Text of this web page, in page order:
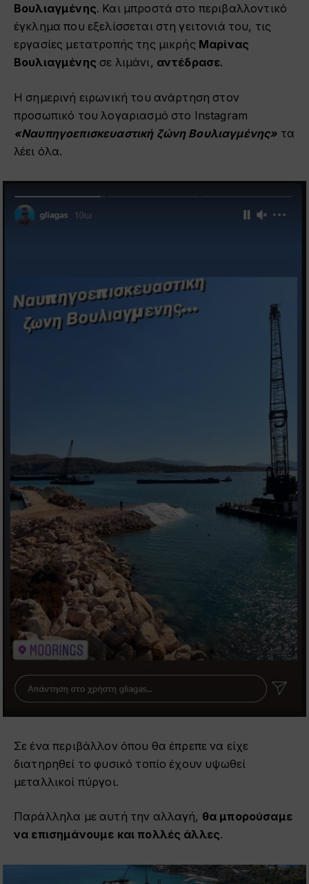
Βουλιαγμένης. Και μπροστά στο περιβαλλοντικό
έγκλημα που εξελίσσεται στη γειτονιά του, τις
εργασίες μετατροπής της μικρής Μαρίνας
Βουλιαγμένης σε λιμάνι, αντέδρασε.
Η σημερινή ειρωνική του ανάρτηση στον
προσωπικό του λογαριασμό στο Instagram
«Ναυπηγοεπισκευαστική ζώνη Βουλιαγμένης» τα
λέει όλα.
Σε ένα περιβάλλον όπου θα έπρεπε να είχε
διατηρηθεί το φυσικό τοπίο έχουν υψωθεί
μεταλλικοί πύργοι.
Παράλληλα με αυτή την αλλαγή, θα μπορούσαμε
να επισημάνουμε και πολλές άλλες.